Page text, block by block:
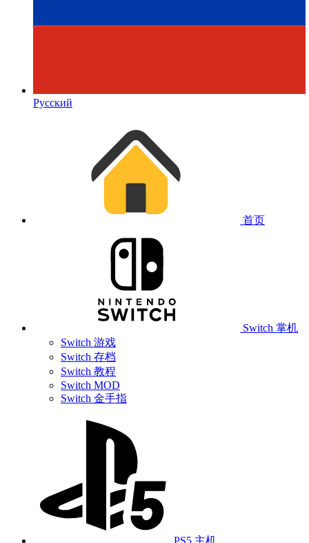
Русский
首页
Switch 掌机
Switch 游戏
Switch 存档
Switch 教程
Switch MOD
Switch 金手指